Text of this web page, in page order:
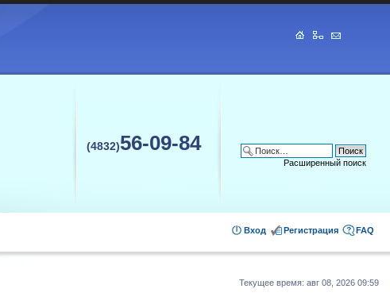
(4832)56-09-84
Расширенный поиск
FAQ
Регистрация
Вход
Текущее время: авг 08, 2026 09:59